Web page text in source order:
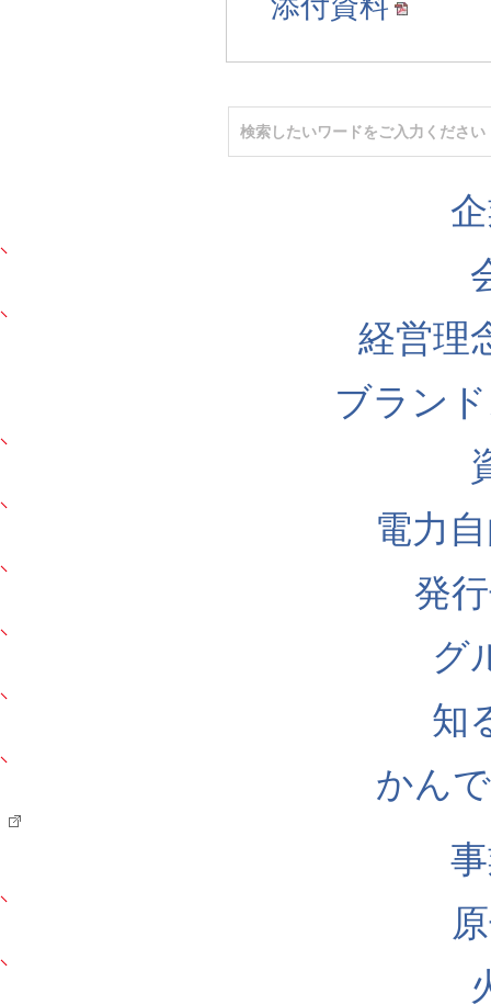
添付資料
経営理
ブラン
電力
発
グ
知
かん